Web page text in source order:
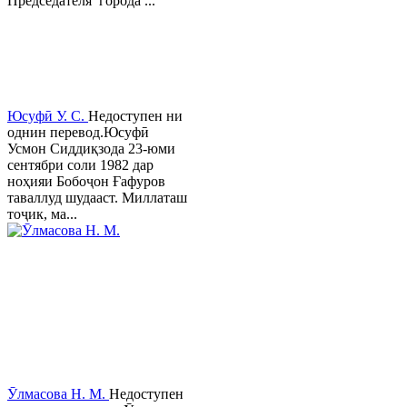
Юсуфӣ У. C. Недоступен ни
однин перевод.Юсуфӣ
Усмон Сиддиқзода 23-юми
сентябри соли 1982 дар
ноҳияи Бобоҷон Ғафуров
таваллуд шудааст. Миллаташ
тоҷик, ма...
Ӯлмасова Н. М. Недоступен